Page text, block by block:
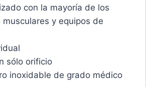
con la mayoría de los
y equipos de
sólo orificio
inoxidable de grado médico